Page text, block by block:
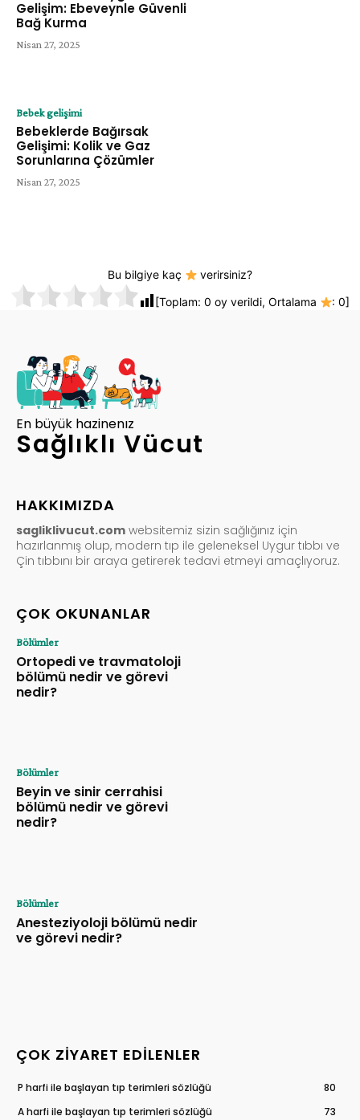
Gelişim: Ebeveynle Güvenli
Bağ Kurma
Nisan 27, 2025
Bebek gelişimi
Bebeklerde Bağırsak
Gelişimi: Kolik ve Gaz
Sorunlarına Çözümler
Nisan 27, 2025
Bu bilgiye kaç
verirsiniz?
[Toplam: 0 oy verildi, Ortalama :0]
En büyük hazinenız
Sağlıklı Vücut
HAKKIMIZDA
sagliklivucut.com websitemiz sizin sağlığınız için
hazırlanmış olup, modern tıp ile geleneksel Uygur tıbbı ve
Çin tıbbını bir araya getirerek tedavi etmeyi amaçlıyoruz.
ÇOK OKUNANLAR
Bölümler
Ortopedi ve travmatoloji
bölümü nedir ve görevi
nedir?
Bölümler
Beyin ve sinir cerrahisi
bölümü nedir ve görevi
nedir?
Bölümler
Anesteziyoloji bölümü nedir
ve görevi nedir?
ÇOK ZIYARET EDILENLER
P harfi ile başlayan tıp terimleri sözlüğü
80
A harfi ile başlayan tıp terimleri sözlüğü
73